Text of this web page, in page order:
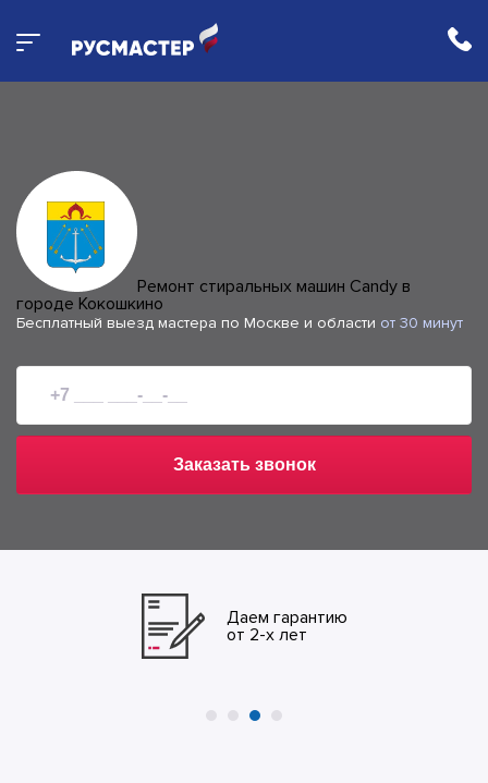
Ремонт стиральных машин Candy в
городе Кокошкино
Бесплатный выезд мастера по Москве и области от 30 минут
Заказать звонок
Даем гарантию
от 2-х лет